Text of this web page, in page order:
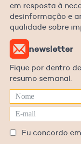
em resposta à
desinformação e
qualidade sobre
newsletter
Fique por dentro
resumo semanal.
Eu concordo